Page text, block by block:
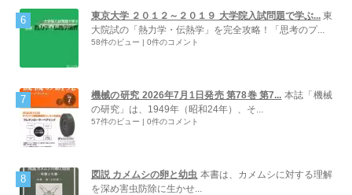
東京大学 ２０１２～２０１９ 大学院入試問題で学ぶ... 東
大院試の「熱力学・伝熱学」を完全攻略！「思考のプ...
58件のビュー | 0件のコメント
機械の研究 2026年7月1日発売 第78巻 第7... 本誌「機械
の研究」は、1949年（昭和24年）、そ...
57件のビュー | 0件のコメント
図説 カメムシの卵と幼虫 本書は、カメムシに対する理解
を深め害虫防除に生かせ...